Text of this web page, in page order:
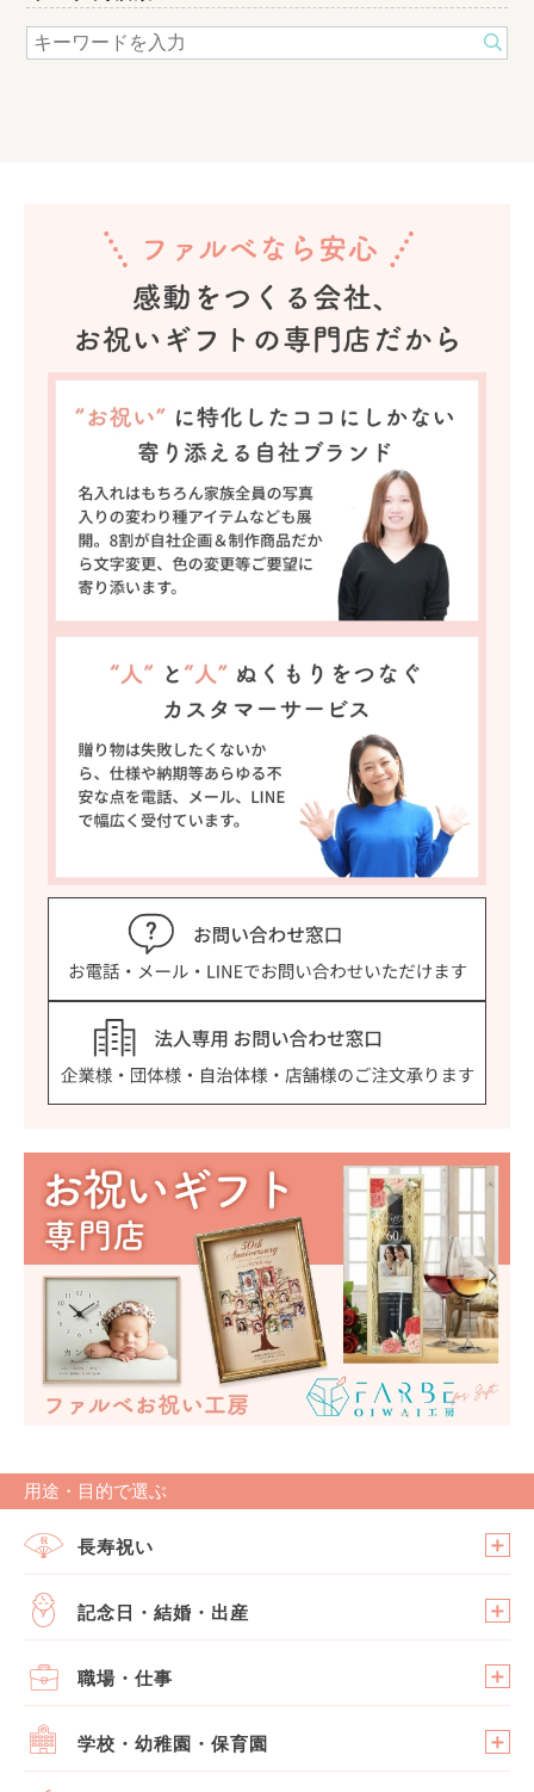
用途・目的で選ぶ
長寿祝い
記念日・結婚・出産
職場・仕事
学校・幼稚園・保育園